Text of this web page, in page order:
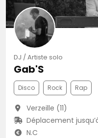
DJ / Artiste solo
Gab'S
Disco Rock Rap
Verzeille (11)
Déplacement
N.C